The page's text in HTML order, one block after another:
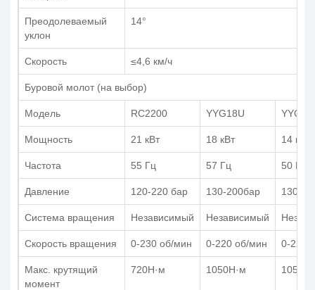
Преодолеваемый
уклон
14°
Скорость​ ≤4,6 км/ч
Буровой молот (на выбор)
Модель RC2200 YYG18U
Мощность 21 кВт 18 кВт 14 кВт
Частота 55 Гц 57 Гц 50 Гц
Давление 120-220 бар 130-200бар 130-
Система вращения Независимый Независимый
Скорость вращения 0-230 об/мин 0-220 об/мин 0-220
Макс. крутящий
момент
720Н·м 1050Н·м